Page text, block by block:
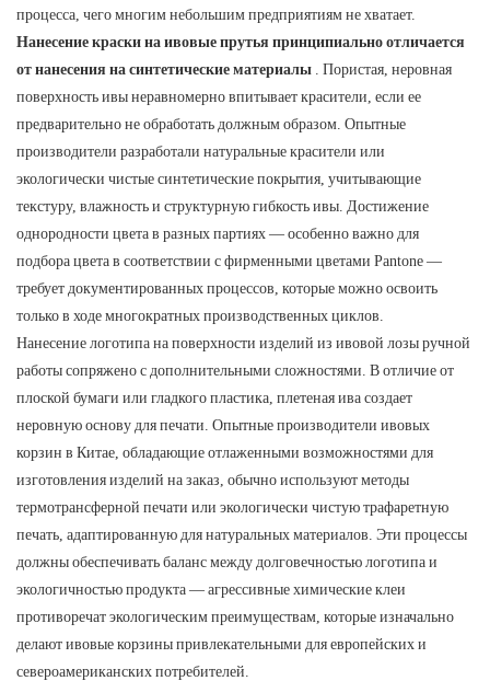
процесса, чего многим небольшим предприятиям не хватает.
Нанесение краски на ивовые прутья принципиально отличается
от нанесения на синтетические материалы . Пористая, неровная
поверхность ивы неравномерно впитывает красители, если ее
предварительно не обработать должным образом. Опытные
производители разработали натуральные красители или
экологически чистые синтетические покрытия, учитывающие
текстуру, влажность и структурную гибкость ивы. Достижение
однородности цвета в разных партиях — особенно важно для
подбора цвета в соответствии с фирменными цветами Pantone —
требует документированных процессов, которые можно освоить
только в ходе многократных производственных циклов.
Нанесение логотипа на поверхности изделий из ивовой лозы ручной
работы сопряжено с дополнительными сложностями. В отличие от
плоской бумаги или гладкого пластика, плетеная ива создает
неровную основу для печати. ​​Опытные производители ивовых
корзин в Китае, обладающие отлаженными возможностями для
изготовления изделий на заказ, обычно используют методы
термотрансферной печати или экологически чистую трафаретную
печать, адаптированную для натуральных материалов. Эти процессы
должны обеспечивать баланс между долговечностью логотипа и
экологичностью продукта — агрессивные химические клеи
противоречат экологическим преимуществам, которые изначально
делают ивовые корзины привлекательными для европейских и
североамериканских потребителей.